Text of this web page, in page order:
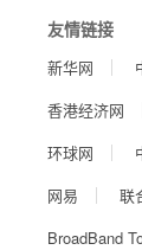
友情链接
新华网
香港经济网
环球网
网易
联
BroadBand